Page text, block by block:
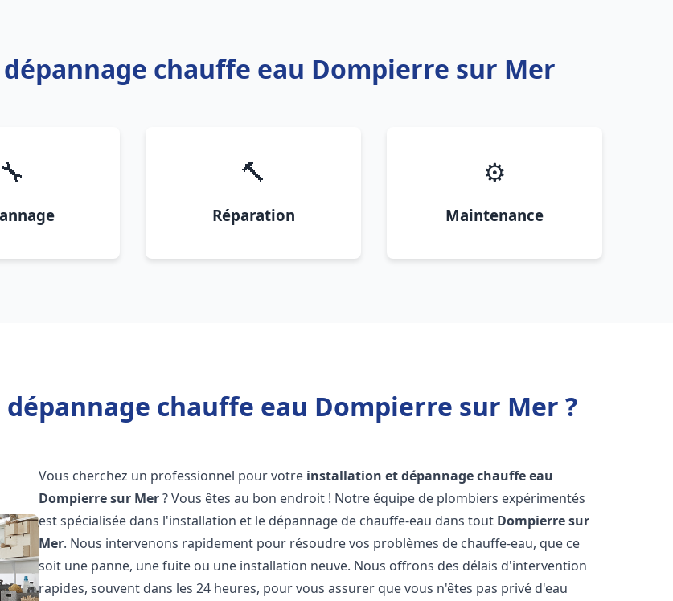
chauffe eau Dompierre sur Mer
🔧 🔨
Réparation
⚙️
Maintenance
chauffe eau Dompierre sur Mer ?
Vous cherchez un professionnel pour votre installation et dépannage chauffe eau
Dompierre sur Mer? Vous êtes au bon endroit ! Notre équipe de plombiers expérimentés
est spécialisée dans l'installation et le dépannage de chauffe-eau dans tout Dompierre sur
Mer. Nous intervenons rapidement pour résoudre vos problèmes de chauffe-eau, que ce
soit une panne, une fuite ou une installation neuve. Nous offrons des délais d'intervention
rapides, souvent dans les 24 heures, pour vous assurer que vous n'êtes pas privé d'eau